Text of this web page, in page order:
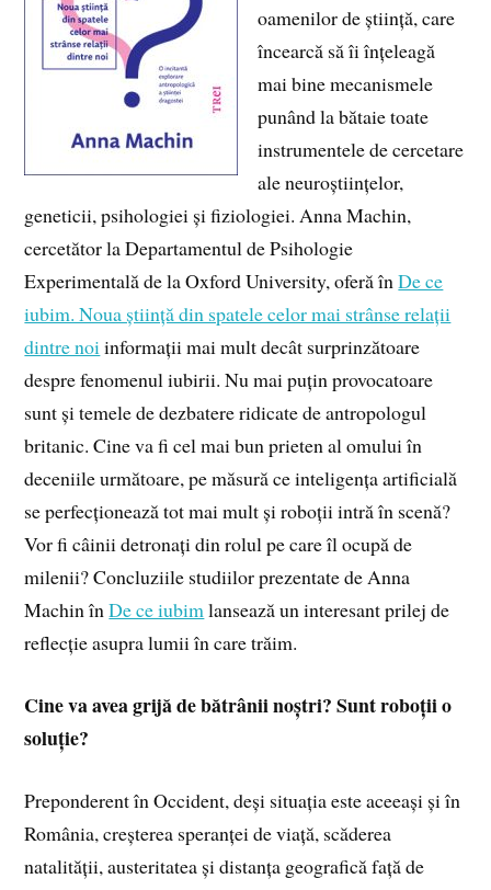
oamenilor de știință, care
încearcă să îi înțeleagă
mai bine mecanismele
punând la bătaie toate
instrumentele de cercetare
ale neuroștiințelor,
geneticii, psihologiei și fiziologiei. Anna Machin,
cercetător la Departamentul de Psihologie
Experimentală de la Oxford University, oferă înDe ce
iubim. Noua știință din spatele celor mai strânse relații
dintre noiinformații mai mult decât surprinzătoare
despre fenomenul iubirii. Nu mai puțin provocatoare
sunt și temele de dezbatere ridicate de antropologul
britanic. Cine va fi cel mai bun prieten al omului în
deceniile următoare, pe măsură ce inteligența artificială
se perfecționează tot mai mult și roboții intră în scenă?
Vor fi câinii detronați din rolul pe care îl ocupă de
milenii? Concluziile studiilor prezentate de Anna
Machin înDe ce iubimlansează un interesant prilej de
reflecție asupra lumii în care trăim.
Cine va avea grijă de bătrânii noștri? Sunt roboții o
soluție?
Preponderent în Occident, deși situația este aceeași și în
România, creșterea speranței de viață, scăderea
natalității, austeritatea și distanța geografică față de